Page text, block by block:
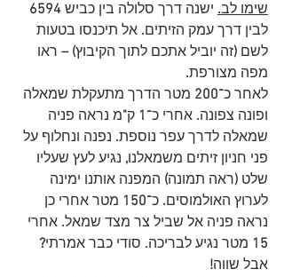
שימו לב. ישנה דרך סלולה בין כביש 6594
לבין דרך עמק הזיתים. אל תיכנסו בטעות
לשם (זה יוביל אתכם לתוך הקיבוץ) – ראו
מפה מצורפת.
לאחר כ־200 מטר הדרך מתעקלת שמאלה
ופונה צפונה. אחרי כ־1 ק"מ נראה פניה
שמאלה לדרך עפר נוספת. נפנה ונחלוף על
פני חניון זיתים משמאלנו, נגיע לעץ שעליו
שלט (ראה תמונה) המפנה אותנו ימינה
לערוץ האולמוסים. כ־150
מטר אחרי כן
נראה פניה אל שביל צר מצד שמאל. אחרי
15 מטר נגיע לבריכה. סודי כבר אמרתי?
אבל שווה!